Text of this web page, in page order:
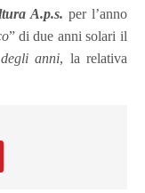
A.p.s. per l’anno
” di due anni solari il
anni, la relativa